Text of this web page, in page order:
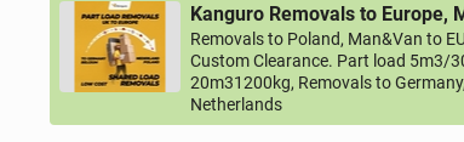
Kanguro Removals to Europe,
Removals to Poland, Man&Van to
Custom Clearance. Part load 5m3/
20m31200kg, Removals to
Netherlands